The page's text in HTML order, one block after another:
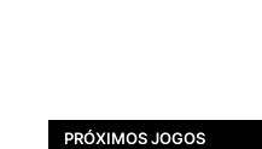
PRÓXIMOS JOGOS